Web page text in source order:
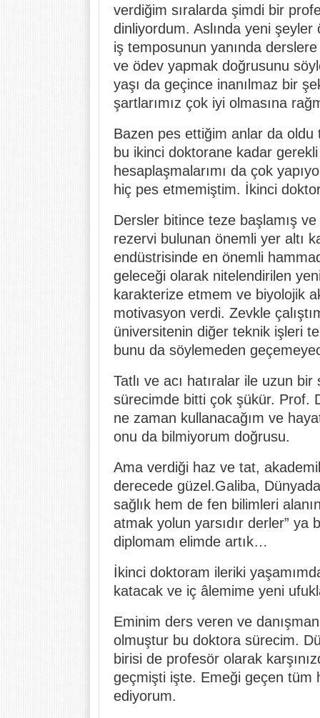
verdiğim sıralarda şimdi bir
dinliyordum. Aslında yeni
iş temposunun yanında
ve ödev yapmak doğrusunu
yaşı da geçince inanılmaz bir
şartlarımız çok iyi olmasına
Bazen pes ettiğim anlar da oldu
bu ikinci doktorane kadar
hesaplaşmalarımı da çok
hiç pes etmemiştim. İkinci
Dersler bitince teze başlamış
rezervi bulunan önemli yer altı
endüstrisinde en önemli
geleceği olarak nitelendirilen
karakterize etmem ve biyolojik
motivasyon verdi. Zevkle
üniversitenin diğer teknik işleri
bunu da söylemeden
Tatlı ve acı hatıralar ile uzun
sürecimde bitti çok şükür. Prof.
ne zaman kullanacağım ve
onu da bilmiyorum doğrusu.
Ama verdiği haz ve tat,
derecede güzel.Galiba,
sağlık hem de fen bilimleri
atmak yolun yarsıdır derler” ya
diplomam elimde artık…
İkinci doktoram ileriki
katacak ve iç âlemime yeni
Eminim ders veren ve
olmuştur bu doktora sürecim.
birisi de profesör olarak
geçmişti işte. Emeği geçen tüm
ediyorum.